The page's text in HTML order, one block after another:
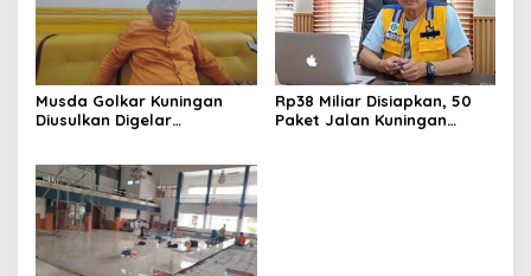
Musda Golkar Kuningan
Diusulkan Digelar
Rp38 Miliar Disiapkan, 50
Paket Jalan Kuningan